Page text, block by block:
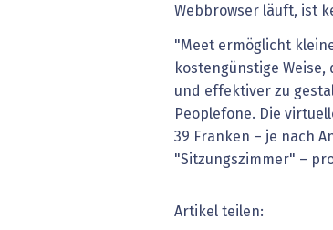
Webbrowser läuft, ist
"Meet ermöglicht
kostengünstige
und effektiver zu
Peoplefone. Die
39 Franken – je nach
"Sitzungszimmer" –
Artikel teilen: